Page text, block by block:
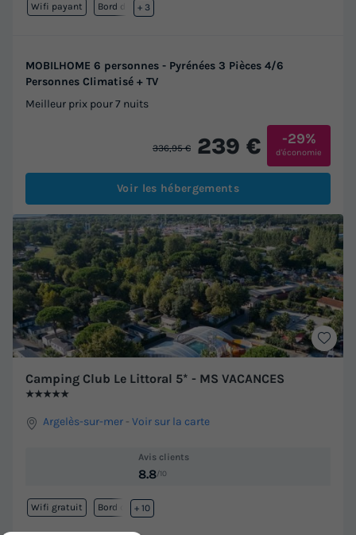
Wifi payant Bord de mer
+ 3
MOBILHOME 6 personnes - Pyrénées 3 Pièces 4/6
Personnes Climatisé + TV
Meilleur prix pour 7 nuits
336,95 € 239 € -29%
d'économie
Voir les hébergements
Camping Club Le Littoral 5* - MS VACANCES
★★★★★
Argelès-sur-mer -Voir sur la carte
Avis clients
8.8/10
Wifi gratuit Bord de mer
+ 10